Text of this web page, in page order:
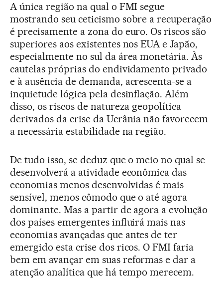
A única região na qual o FMI segue
mostrando seu ceticismo sobre a recuperação
é precisamente a zona do euro. Os riscos são
superiores aos existentes nos EUA e Japão,
especialmente no sul da área monetária. Às
cautelas próprias do endividamento privado
e à ausência de demanda, acrescenta-se a
inquietude lógica pela desinflação. Além
disso, os riscos de natureza geopolítica
derivados da crise da Ucrânia não favorecem
a necessária estabilidade na região.
De tudo isso, se deduz que o meio no qual se
desenvolverá a atividade econômica das
economias menos desenvolvidas é mais
sensível, menos cômodo que o até agora
dominante. Mas a partir de agora a evolução
dos países emergentes influirá mais nas
economias avançadas que antes de ter
emergido esta crise dos ricos. O FMI faria
bem em avançar em suas reformas e dar a
atenção analítica que há tempo merecem.